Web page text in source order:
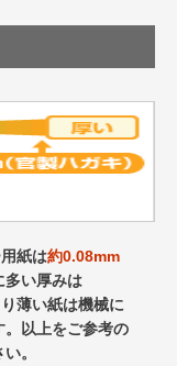
紙は約0.08mm
多い厚みは
薄い紙は機械に
。以上をご参考の
。